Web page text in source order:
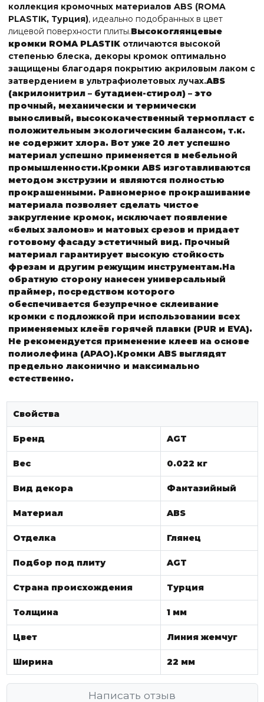
коллекция кромочных материалов ABS (ROMA
PLASTIK, Турция), идеально подобранных в цвет
лицевой поверхности плиты.Высокоглянцевые
кромки ROMA PLASTIK отличаются высокой
степенью блеска, декоры кромок оптимально
защищены благодаря покрытию акриловым лаком с
затвердением в ультрафиолетовых лучах.ABS
(акрилонитрил – бутадиен-стирол) – это
прочный, механически и термически
выносливый, высококачественный термопласт с
положительным экологическим балансом, т.к.
не содержит хлора. Вот уже 20 лет успешно
материал успешно применяется в мебельной
промышленности.Кромки ABS изготавливаются
методом экструзии и являются полностью
прокрашенными. Равномерное прокрашивание
материала позволяет сделать чистое
закругление кромок, исключает появление
«белых заломов» и матовых срезов и придает
готовому фасаду эстетичный вид. Прочный
материал гарантирует высокую стойкость
фрезам и другим режущим инструментам.На
обратную сторону нанесен универсальный
праймер, посредством которого
обеспечивается безупречное склеивание
кромки с подложкой при использовании всех
применяемых клеёв горячей плавки (PUR и EVA).
Не рекомендуется применение клеев на основе
полиолефина (APAO).Кромки ABS выглядят
предельно лаконично и максимально
естественно.
Свойства
Бренд AGT
Вес 0.022 кг
Вид декора Фантазийный
Материал ABS
Отделка Глянец
Подбор под плиту AGT
Страна происхождения Турция
Толщина 1 мм
Цвет Линия жемчуг
Ширина 22 мм
Написать отзыв